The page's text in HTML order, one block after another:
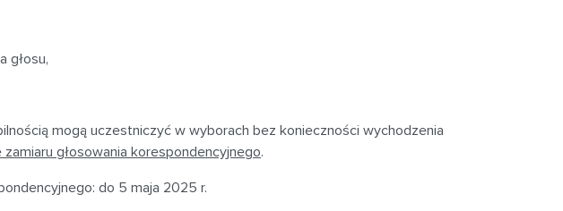
głosu,
mogą uczestniczyć w wyborach bez konieczności wychodzenia
głosowania korespondencyjnego.
do 5 maja 2025 r.